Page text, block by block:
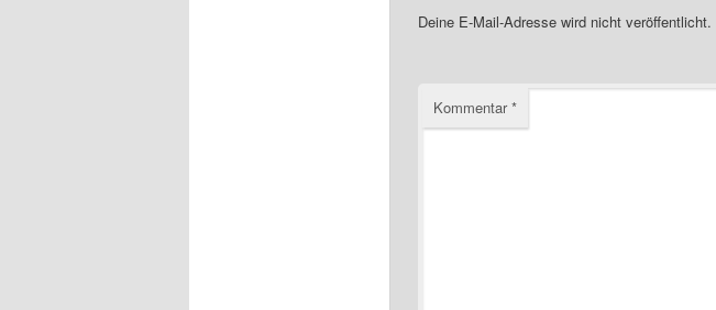
Deine E-Mail-Adresse wird nicht veröffentlicht.
Kommentar*